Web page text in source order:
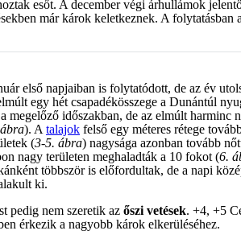
esőt. A december végi árhullámok
már károk keletkeznek. A folytatásban
első napjaiban is folytatódott, de az év
egy hét csapadékösszege a Dunántúl
megelőző időszakban, de az elmúlt harminc
). A talajok felső egy méteres rétege
(3-5. ábra) nagysága azonban tovább
nagy területen meghaladták a 10 fokot (6.
többször is előfordultak, de a napi
alakult ki.
pedig nem szeretik az őszi vetések. +4, +5
érkezik a nagyobb károk elkerüléséhez.